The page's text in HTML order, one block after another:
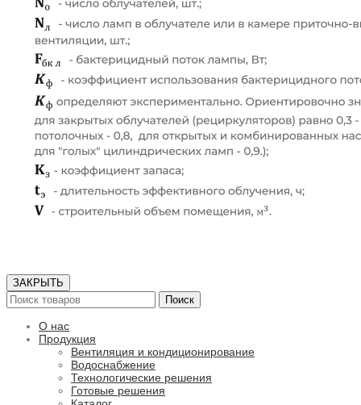
ЗАКРЫТЬ
Поиск
О нас
Продукция
Вентиляция и кондиционирование
Водоснабжение
Технологические решения
Готовые решения